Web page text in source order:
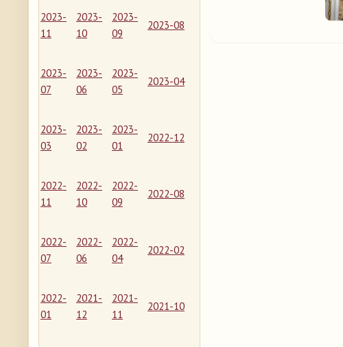
2023-
11
2023-
10
2023-
09
2023-08
2023-
07
2023-
06
2023-
05
2023-04
2023-
03
2023-
02
2023-
01
2022-12
2022-
11
2022-
10
2022-
09
2022-08
2022-
07
2022-
06
2022-
04
2022-02
2022-
01
2021-
12
2021-
11
2021-10